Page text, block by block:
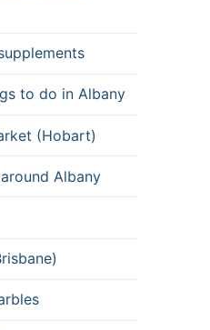
to do in Albany
(Hobart)
Albany